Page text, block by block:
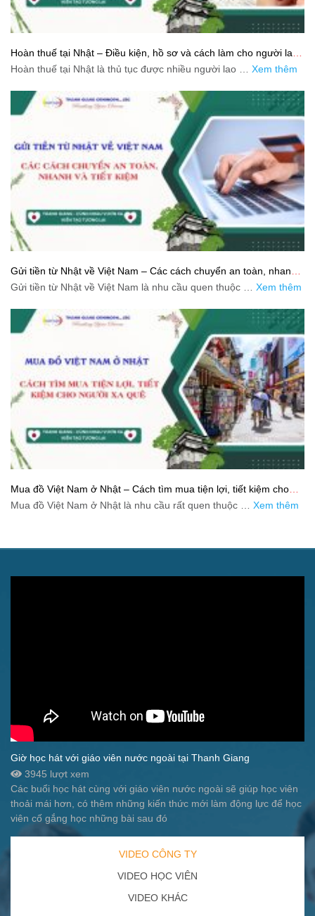
Hoàn thuế tại Nhật – Điều kiện, hồ sơ và cách làm cho người lao
động
Hoàn thuế tại Nhật là thủ tục được nhiều người lao … Xem thêm
Gửi tiền từ Nhật về Việt Nam – Các cách chuyển an toàn, nhanh
và tiết kiệm
Gửi tiền từ Nhật về Việt Nam là nhu cầu quen thuộc … Xem thêm
Mua đồ Việt Nam ở Nhật – Cách tìm mua tiện lợi, tiết kiệm cho
người xa quê
Mua đồ Việt Nam ở Nhật là nhu cầu rất quen thuộc … Xem thêm
Giờ học hát với giáo viên nước ngoài tại Thanh Giang
3945 lượt xem
Các buổi học hát cùng với giáo viên nước ngoài sẽ giúp học viên
thoải mái hơn, có thêm những kiến thức mới làm động lực để học
viên cố gắng học những bài sau đó
VIDEO CÔNG TY
VIDEO HỌC VIÊN
VIDEO KHÁC